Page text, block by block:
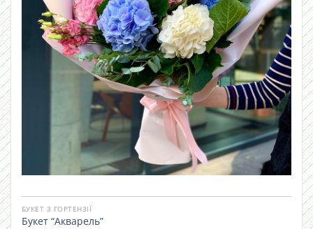
БУКЕТ З ГОРТЕНЗІЇ
Букет “Акварель”